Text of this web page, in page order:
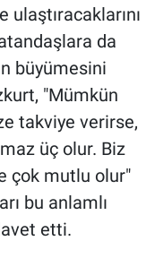
da
büyümesini
"Mümkün
takviye verirse,
üç olur. Biz
çok mutlu olur"
bu anlamlı
etti.